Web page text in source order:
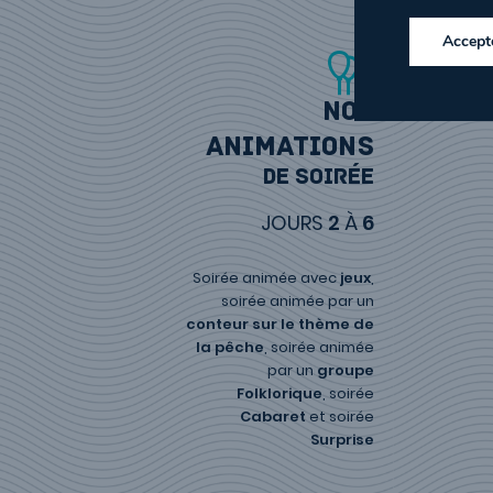
enclos paroissiaux
Déjeuner au restaurant
APRÈS-MIDI
À bord d’une vedette, découverte de la
l’arsenal (visite possible) et
MATINÉE
Visite de Dinan
, célèbre cité médiévale :
le Jardin anglais, le Jerzual, le port.
Déjeuner à Rennes, au restaurant La Petite
APRÈS-MIDI
Visite guidée du
Parlement de
libre dans la vieille ville avec ses
Nos
animations
de soirée
JOURS 2 À 6
Soirée animée avec jeux,
soirée animée par un
conteur sur le thème de
la pêche, soirée animée
par un groupe
Folklorique, soirée
Cabaret et soirée
Surprise